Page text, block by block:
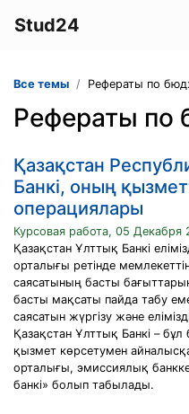
Stud24
Все темы Рефераты по
Рефераты по
Қазақстан
Банкі, оның
операциялары
Курсовая работа, 05 Декабря
Қазақстан Ұлттық Банкі
орталығы ретінде
саясатының басты
басты мақсаты пайда табу
саясатын жүргізу және
Қазақстан Ұлттық Банкі –
қызмет көрсетумен
орталығы, эмиссиялық банкке
банкі» болып табылады.